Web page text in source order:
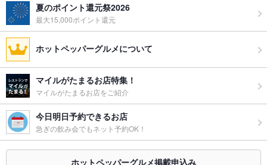
夏のポイント還元祭2026
最大15,000ポイント還元
ホットペッパーグルメについて
マイルがたまるお店特集！
マイルがたまるお店をご紹介
今日明日予約できるお店
急ぎの飲み会でもネット予約OK！
ホットペッパーグルメ掲載申込み